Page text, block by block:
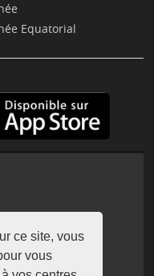
ce site, vous
vous
Equatorial